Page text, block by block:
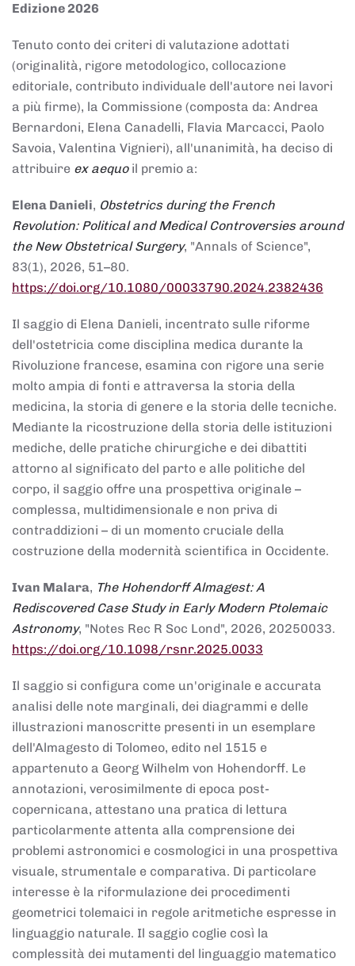
Edizione 2026
Tenuto conto dei criteri di valutazione adottati
(originalità, rigore metodologico, collocazione
editoriale, contributo individuale dell'autore nei lavori
a più firme), la Commissione (composta da: Andrea
Bernardoni, Elena Canadelli, Flavia Marcacci, Paolo
Savoia, Valentina Vignieri), all'unanimità, ha deciso di
attribuire ex aequoil premio a:
Elena Danieli, Obstetrics during the French
Revolution: Political and Medical Controversies around
the New Obstetrical Surgery, "Annals of Science",
83(1), 2026, 51–80.
https://doi.org/10.1080/00033790.2024.2382436
Il saggio di Elena Danieli, incentrato sulle riforme
dell'ostetricia come disciplina medica durante la
Rivoluzione francese, esamina con rigore una serie
molto ampia di fonti e attraversa la storia della
medicina, la storia di genere e la storia delle tecniche.
Mediante la ricostruzione della storia delle istituzioni
mediche, delle pratiche chirurgiche e dei dibattiti
attorno al significato del parto e alle politiche del
corpo, il saggio offre una prospettiva originale –
complessa, multidimensionale e non priva di
contraddizioni – di un momento cruciale della
costruzione della modernità scientifica in Occidente.
Ivan Malara, The Hohendorff Almagest: A
Rediscovered Case Study in Early Modern Ptolemaic
Astronomy, "Notes Rec R Soc Lond", 2026, 20250033.
https://doi.org/10.1098/rsnr.2025.0033
Il saggio si configura come un'originale e accurata
analisi delle note marginali, dei diagrammi e delle
illustrazioni manoscritte presenti in un esemplare
dell'Almagesto di Tolomeo, edito nel 1515 e
appartenuto a Georg Wilhelm von Hohendorff. Le
annotazioni, verosimilmente di epoca post-
copernicana, attestano una pratica di lettura
particolarmente attenta alla comprensione dei
problemi astronomici e cosmologici in una prospettiva
visuale, strumentale e comparativa. Di particolare
interesse è la riformulazione dei procedimenti
geometrici tolemaici in regole aritmetiche espresse in
linguaggio naturale. Il saggio coglie così la
complessità dei mutamenti del linguaggio matematico